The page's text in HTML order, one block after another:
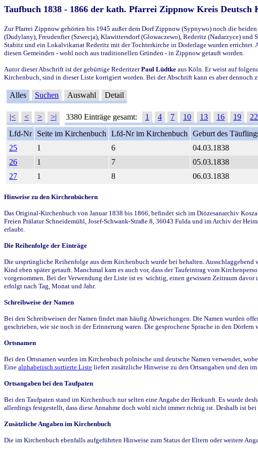
Taufbuch 1838 - 1866 der kath. Pfarrei Zippnow Kreis Deutsch
Zur Pfarrei Zippnow gehörten bis 1945 außer dem Dorf Zippnow (Sypnywo) noch die
(Dudylany), Freudenfier (Szwecja), Klawittersdorf (Glowaczewo), Rederitz (Nadarzyce)
Stabitz und ein Lokalvikariat Rederitz mit der Tochterkirche in Doderlage wurden errichtet.
diesen Gemeinden - wohl noch aus traditionellen Gründen - in Zippnow getauft worden.
Autor dieser Abschrift ist der gebürtige RederitzerPaul Lüdtke aus Köln. Er weist auf
Kirchenbuch, sind in dieser Liste korrigiert worden. Bei der Abschrift kann es aber dennoch
Alles Suchen Auswahl Detail
|< < > >| 3380 Einträge gesamt: 1 4 7 10 13 16 19 22
Lfd-Nr
Seite im Kirchenbuch Lfd-Nr im Kirchenbuch Geburt des
25
1 6 04.03.1838
26
1 7 05.03.1838
27
1 8 06.03.1838
Hinweise zu den Kirchenbüchern
Das Original-Kirchenbuch von Januar 1838 bis 1866, befindet sich im Diözesanarchiv
Freien Prälatur Schneidemühl, Josef-Schwank-Straße 8, 36043 Fulda und im Archiv der
erlaubt.
Die Reihenfolge der Einträge
Die ursprüngliche Reihenfolge aus dem Kirchenbuch wurde bei behalten.
Kind eben später getauft. Manchmal kam es auch vor, dass der Taufeintrag vom
vorgenommen. Bei der Verwendung der Liste ist es wichtig, einen gewissen Zeitraum
erfolgt nach Tag, Monat und Jahr.
Schreibweise der Namen
Bei den Schreibweisen der Namen findet man häufig Abweichungen. Die Namen wurden
geschrieben, wie sie noch in der Erinnerung waren. Die gesprochene Sprache in den
Ortsnamen
Bei den Ortsnamen wurden im Kirchenbuch polnische und deutsche Namen verwendet,
Eine alphabetisch sortierte Liste liefert zusätzliche Hinweise zu den Ortsangaben und den
Ortsangaben bei den Taufpaten
Bei den Taufpaten stand im Kirchenbuch nur selten eine Angabe der Herkunft. Es wurde
allerdings festgestellt, dass diese Annahme doch wohl nicht immer richtig ist. Deshalb ist
Zusätzliche Angaben im Kirchenbuch
Die im Kirchenbuch ebenfalls aufgeführten Hinweise zum Status der Eltern oder weitere